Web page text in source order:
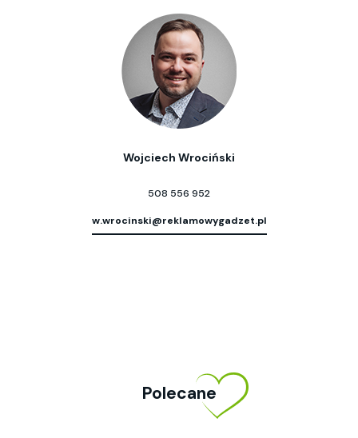
Wojciech Wrociński
508 556 952
w.wrocinski@reklamowygadzet.pl
Polecane